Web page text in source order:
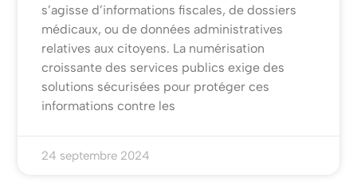
s’agisse d’informations fiscales, de dossiers
médicaux, ou de données administratives
relatives aux citoyens. La numérisation
croissante des services publics exige des
solutions sécurisées pour protéger ces
informations contre les
24 septembre 2024